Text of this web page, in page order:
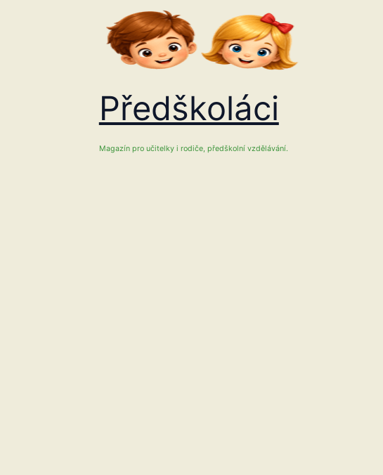
Předškoláci
Magazín pro učitelky i rodiče, předškolní vzdělávání.